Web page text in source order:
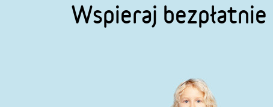
Wspieraj bezpłatnie